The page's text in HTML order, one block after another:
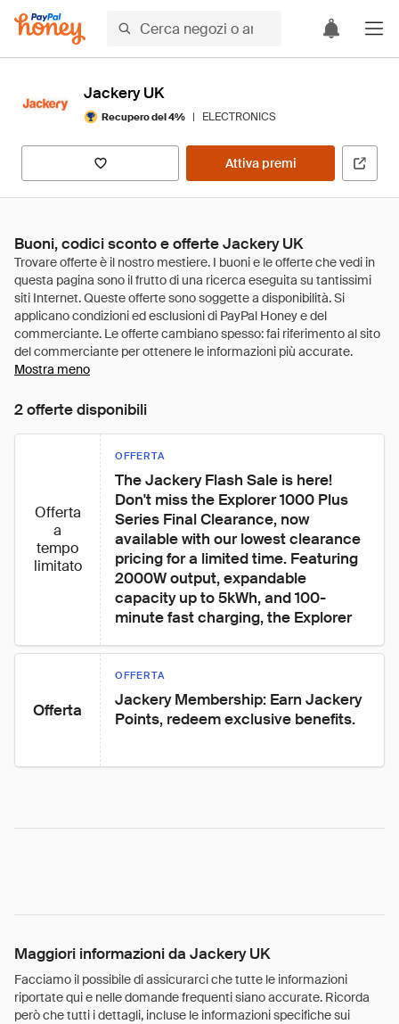
Jackery UK
Recupero del 4% | ELECTRONICS
Attiva premi
Buoni, codici sconto e offerte Jackery UK
Mostra meno
2 offerte disponibili
Offerta
a
tempo
limitato
OFFERTA
The Jackery Flash Sale is here!
Don't miss the Explorer 1000 Plus
Series Final Clearance, now
available with our lowest clearance
pricing for a limited time. Featuring
2000W output, expandable
capacity up to 5kWh, and 100-
minute fast charging, the Explorer
Offerta
OFFERTA
Jackery Membership: Earn Jackery
Points, redeem exclusive benefits.
Maggiori informazioni da Jackery UK
Facciamo il possibile di assicurarci che tutte le informazioni
riportate qui e nelle domande frequenti siano accurate. Ricorda
però che tutti i dettagli, incluse le informazioni specifiche sui